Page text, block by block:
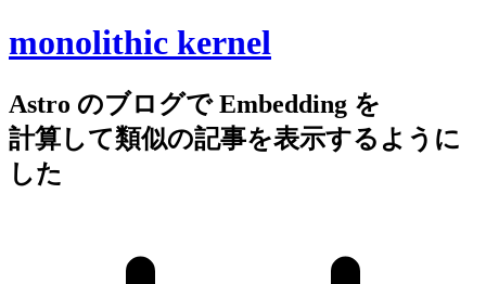
monolithic kernel
Astro のブログでEmbedding を
計算して類似の記事を表示するように
した